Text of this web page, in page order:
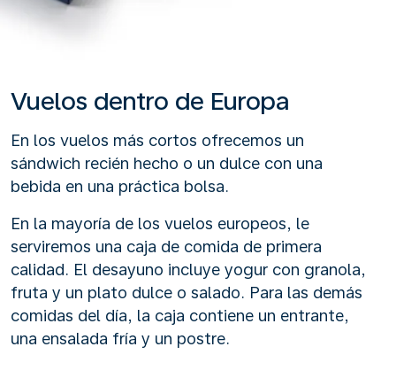
Vuelos dentro de Europa
En los vuelos más cortos ofrecemos un
sándwich recién hecho o un dulce con una
bebida en una práctica bolsa.
En la mayoría de los vuelos europeos, le
serviremos una caja de comida de primera
calidad. El desayuno incluye yogur con granola,
fruta y un plato dulce o salado. Para las demás
comidas del día, la caja contiene un entrante,
una ensalada fría y un postre.